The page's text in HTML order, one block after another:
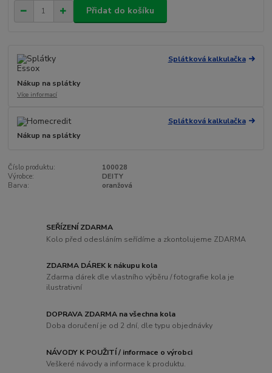
Přidat do košíku
Splátková kalkulačka
Nákup na splátky
Více informací
Splátková kalkulačka
Nákup na splátky
Číslo produktu:
100028
Výrobce:
DEITY
Barva:
oranžová
SEŘÍZENÍ ZDARMA
Kolo před odesláním seřídíme a zkontolujeme ZDARMA
ZDARMA DÁREK k nákupu kola
Zdarma dárek dle vlastního výběru / fotografie kola je
ilustrativní
DOPRAVA ZDARMA na všechna kola
Doba doručení je od 2 dní, dle typu objednávky
NÁVODY K POUŽITÍ / informace o výrobci
Veškeré návody a informace k produktu.